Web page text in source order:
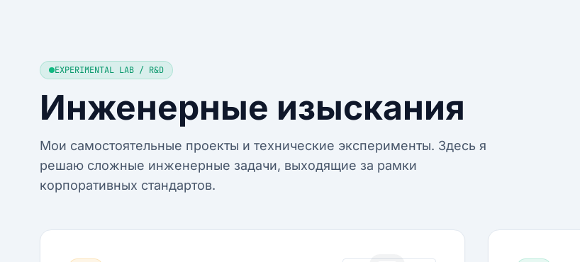
EXPERIMENTAL LAB / R&D
Инженерные изыскания
Мои самостоятельные проекты и технические эксперименты. Здесь я
решаю сложные инженерные задачи, выходящие за рамки
корпоративных стандартов.